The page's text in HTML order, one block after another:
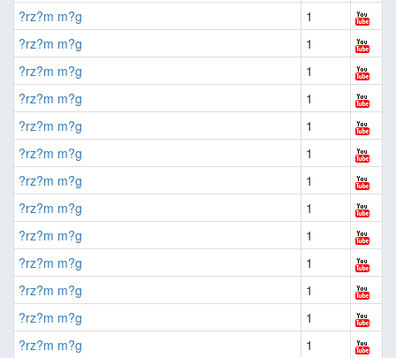
?rz?m m?g
1
?rz?m m?g
1
?rz?m m?g
1
?rz?m m?g
1
?rz?m m?g
1
?rz?m m?g
1
?rz?m m?g
1
?rz?m m?g
1
?rz?m m?g
1
?rz?m m?g
1
?rz?m m?g
1
?rz?m m?g
1
?rz?m m?g
1